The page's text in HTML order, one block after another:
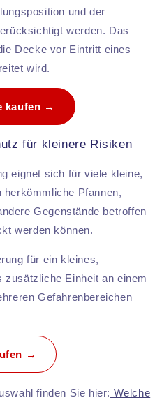
und der
werden. Das
Decke vor Eintritt eines
wird.
kaufen →
für kleinere Risiken
eignet sich für viele kleine,
herkömmliche Pfannen,
Gegenstände betroffen
werden können.
für ein kleines,
Einheit an einem
Gefahrenbereichen
→
finden Sie hier: Welche